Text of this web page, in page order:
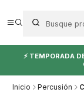
⚡ TEMPORADA
Inicio Percusión